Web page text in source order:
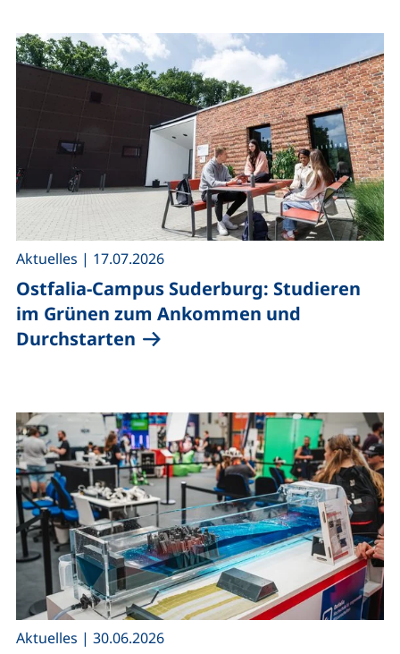
Ostfalia-Campus Suderburg: Studieren
im Grünen zum Ankommen und
Durchstarten
Aktuelles | 17.07.2026
Aktuelles | 30.06.2026